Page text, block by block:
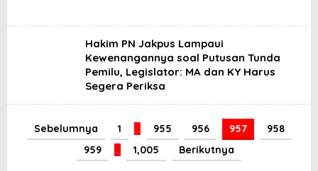
Hakim PN Jakpus Lampaui
Kewenangannya soal Putusan Tunda
Pemilu, Legislator: MA dan KY Harus
Segera Periksa
Sebelumnya 1 … 955 956 957
958
959
… 1,005 Berikutnya